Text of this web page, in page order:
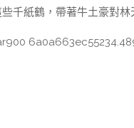
些千紙鶴，帶著牛土豪對